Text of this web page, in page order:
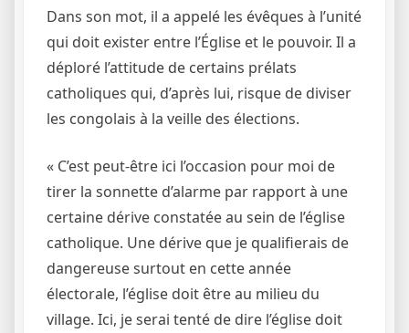
Dans son mot, il a appelé les évêques à l’unité
qui doit exister entre l’Église et le pouvoir. Il a
déploré l’attitude de certains prélats
catholiques qui, d’après lui, risque de diviser
les congolais à la veille des élections.
« C’est peut-être ici l’occasion pour moi de
tirer la sonnette d’alarme par rapport à une
certaine dérive constatée au sein de l’église
catholique. Une dérive que je qualifierais de
dangereuse surtout en cette année
électorale, l’église doit être au milieu du
village. Ici, je serai tenté de dire l’église doit